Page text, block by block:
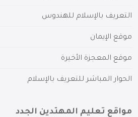
التعريف بالإسلام للهندوس
موقع الإيمان
موقع المعجزة الأخيرة
الحوار المباشر للتعريف بالإسلام
مواقع تعليم المهتدين الجدد